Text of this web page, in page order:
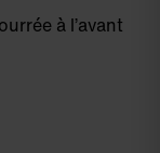
à l’avant